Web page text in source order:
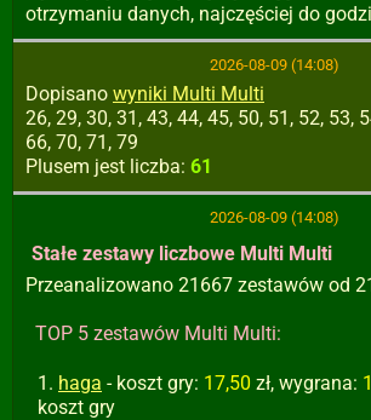
otrzymaniu danych, najczęściej do
2026-08-09 (14:08)
Dopisano wyniki Multi Multi
26, 29, 30, 31, 43, 44, 45, 50, 51, 52, 53,
66, 70, 71, 79
Plusem jest liczba: 61
2026-08-09 (14:08)
Stałe zestawy liczbowe Multi Multi
Przeanalizowano 21667 zestawów od
TOP 5 zestawów Multi Multi:
haga - koszt gry: 17,50 zł, wygrana:
koszt gry